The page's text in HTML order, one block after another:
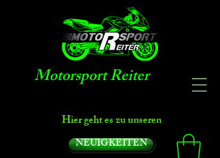
Motorsport Reiter
Hier geht es zu unseren
NEUIGKEITEN